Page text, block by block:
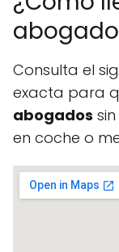
Consulta el
exacta para
abogados
en coche o